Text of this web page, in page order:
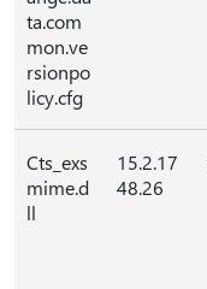
ta.com
mon.ve
rsionpo
licy.cfg
Cts_exs
mime.d
ll
15.2.17
48.26